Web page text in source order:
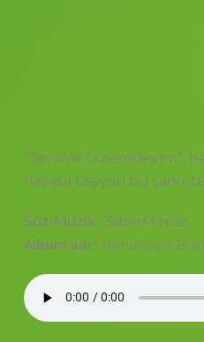
“Seninle Güvendeyim”,
hayata taşıyan bu şarkı,
Söz-Müzik : SiberMimar
Albüm adı :Teknolojiyle